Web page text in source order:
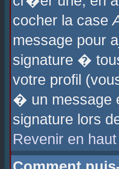
cocher la case
message pour
signature �
votre profil
� un message
signature lors
Revenir en